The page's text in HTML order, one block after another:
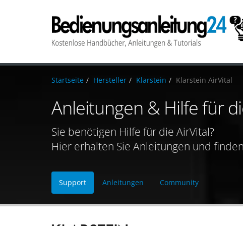
Startseite Hersteller Klarstein Klarstein AirVital
Anleitungen & Hilfe für
Sie benötigen Hilfe für die AirVital?
Hier erhalten Sie Anleitungen und
Support Anleitungen Community